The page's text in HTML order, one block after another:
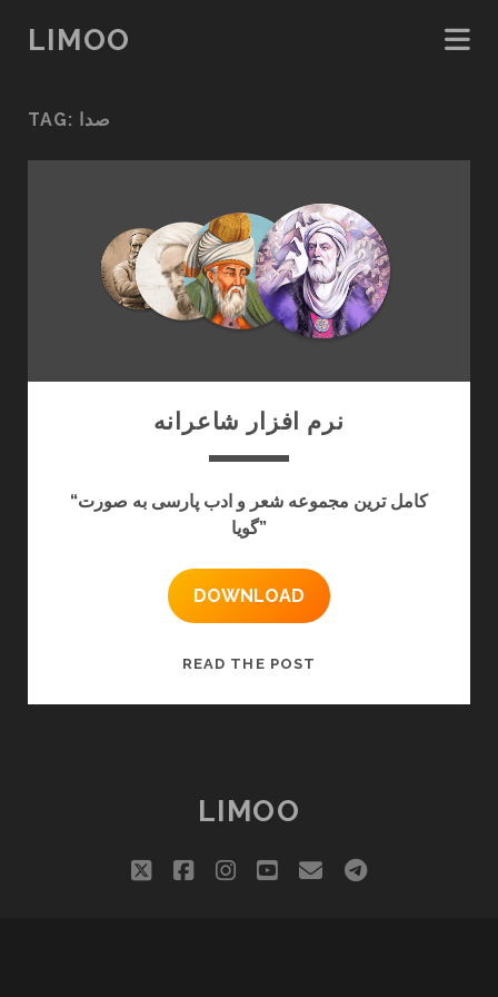
LIMOO
TAG: صدا
نرم افزار شاعرانه
“کامل ترین مجموعه شعر و ادب پارسی به صورت
گویا”
DOWNLOAD
READ THE POST
LIMOO
twitterfacebookinstagram
youtube
emailtelegram